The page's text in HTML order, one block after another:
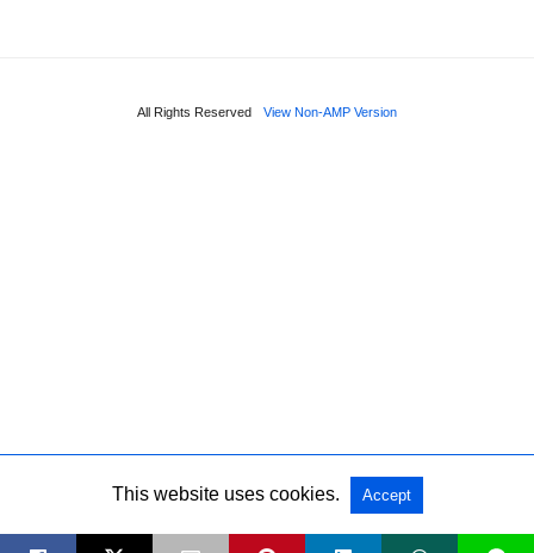
All Rights Reserved View Non-AMP Version
This website uses cookies. Accept